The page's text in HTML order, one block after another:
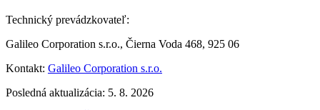
Technický prevádzkovateľ:
Galileo Corporation s.r.o., Čierna Voda 468, 925 06
Kontakt: Galileo Corporation s.r.o.
Posledná aktualizácia: 5. 8. 2026